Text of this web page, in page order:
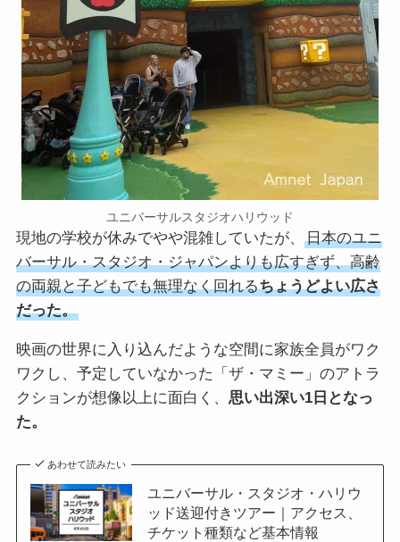
ユニバーサルスタジオハリウッド
現地の学校が休みでやや混雑していたが、
日本のユニ
バーサル・スタジオ・ジャパンよりも広すぎず、高齢
の両親と子どもでも無理なく回れるちょうどよい広さ
だった。
映画の世界に入り込んだような空間に家族全員がワク
ワクし、予定していなかった「ザ・マミー」のアトラ
クションが想像以上に面白く、 思い出深い1日となっ
た。
あわせて読みたい
ユニバーサル・スタジオ・ハリウ
ッド送迎付きツアー｜アクセス、
チケット種類など基本情報